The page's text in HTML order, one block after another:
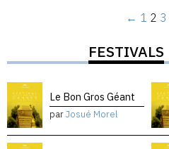
← 1 2 3
FESTIVALS
Le Bon Gros Géant
parJosué Morel